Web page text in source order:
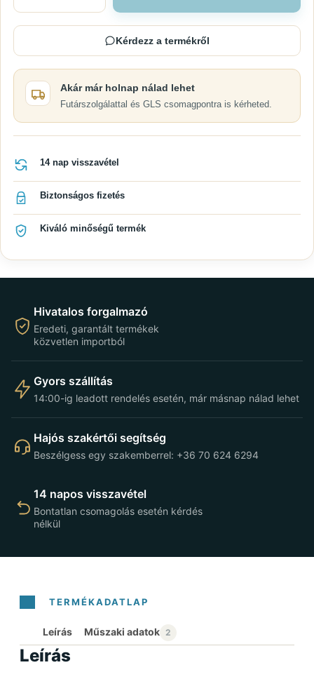
Kérdezz a termékről
Akár már holnap nálad lehet
Futárszolgálattal és GLS csomagpontra is kérheted.
14 nap visszavétel
Biztonságos fizetés
Kiváló minőségű termék
Hivatalos forgalmazó
Eredeti, garantált termékek
közvetlen importból
Gyors szállítás
14:00-ig leadott rendelés esetén, már másnap nálad lehet
Hajós szakértői segítség
Beszélgess egy szakemberrel: +36 70 624 6294
14 napos visszavétel
Bontatlan csomagolás esetén kérdés
nélkül
Leírás
Leírás